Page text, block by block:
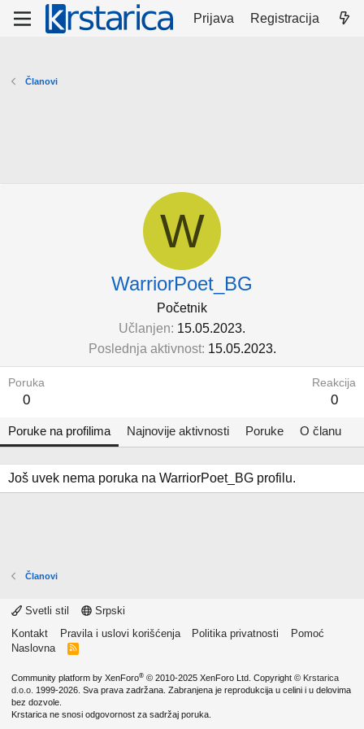
Prijava Registracija
Članovi
W
WarriorPoet_BG
Početnik
Učlanjen 15.05.2023.
Poslednja aktivnost 15.05.2023.
Poruka
0
Reakcija
0
Poruke na profilima Najnovije aktivnosti Poruke O članu
Još uvek nema poruka na WarriorPoet_BG profilu.
Članovi
Svetli stil
Srpski
Kontakt
Pravila i uslovi korišćenja Politika privatnosti
Pomoć
Naslovna
R
Community platform by XenForo® © 2010-2025 XenForo Ltd. Copyright © Krstarica
d.o.o. 1999-2026. Sva prava zadržana. Zabranjena je reprodukcija u celini i u delovima
bez dozvole.
Krstarica ne snosi odgovornost za sadržaj poruka.